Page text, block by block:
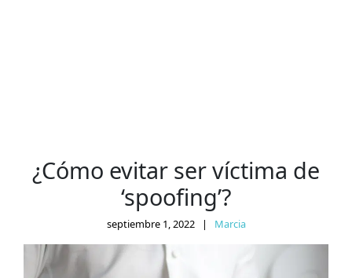
¿Cómo evitar ser víctima de
‘spoofing’?
septiembre 1, 2022 | Marcia